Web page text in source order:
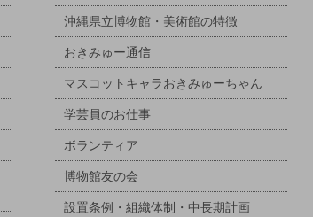
沖縄県立博物館・美術館の特徴
おきみゅー通信
マスコットキャラおきみゅーちゃん
学芸員のお仕事
ボランティア
博物館友の会
設置条例・組織体制・中長期計画